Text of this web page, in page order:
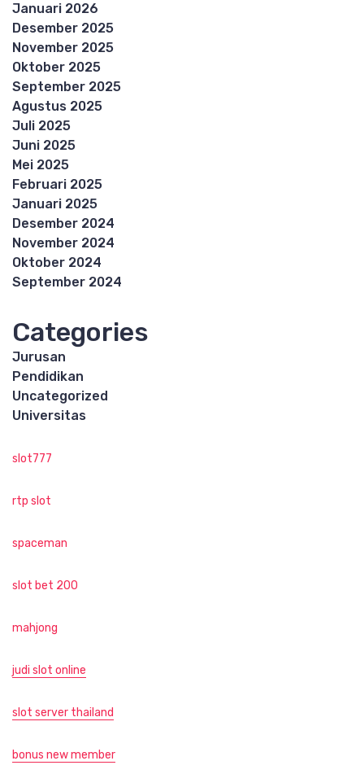
Januari 2026
Desember 2025
November 2025
Oktober 2025
September 2025
Agustus 2025
Juli 2025
Juni 2025
Mei 2025
Februari 2025
Januari 2025
Desember 2024
November 2024
Oktober 2024
September 2024
Categories
Jurusan
Pendidikan
Uncategorized
Universitas
slot777
rtp slot
spaceman
slot bet 200
mahjong
judi slot online
slot server thailand
bonus new member